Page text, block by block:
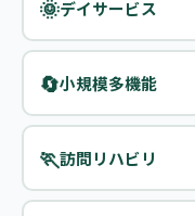
🌞デイサービス
🔄小規模多機能
🏃訪問リハビリ